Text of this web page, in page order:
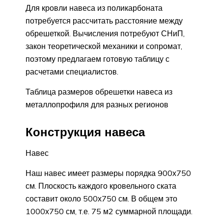
Для кровли навеса из поликарбоната
потребуется рассчитать расстояние между
обрешеткой. Вычисления потребуют СНиП,
закон теоретической механики и сопромат,
поэтому предлагаем готовую таблицу с
расчетами специалистов.
Таблица размеров обрешетки навеса из
металлопрофиля для разных регионов
Конструкция навеса
Навес
Наш навес имеет размеры порядка 900х750
см. Плоскость каждого кровельного ската
составит около 500х750 см. В общем это
1000х750 см, т.е. 75 м2 суммарной площади.